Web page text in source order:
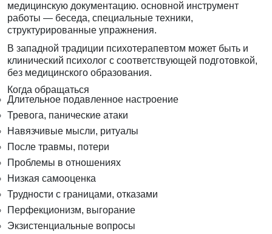
медицинскую документацию. основной инструмент
работы — беседа, специальные техники,
структурированные упражнения.
В западной традиции психотерапевтом может быть и
клинический психолог с соответствующей подготовкой,
без медицинского образования.
Когда обращаться
Длительное подавленное настроение
Тревога, панические атаки
Навязчивые мысли, ритуалы
После травмы, потери
Проблемы в отношениях
Низкая самооценка
Трудности с границами, отказами
Перфекционизм, выгорание
Экзистенциальные вопросы